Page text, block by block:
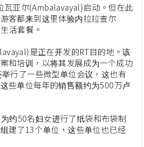
瓦亚尔(Ambalavayal)启动。但在此
客都来到这里体验内拉拉查尔
活套餐。
是正在开发的RT目的地。该
和培训，以将其发展成为一个成功
行了一些微型单位会议，这也有
些单位每年的销售额约为500万卢
约50名妇女进行了纸袋和布袋制
建了13个单位，这些单位也已经